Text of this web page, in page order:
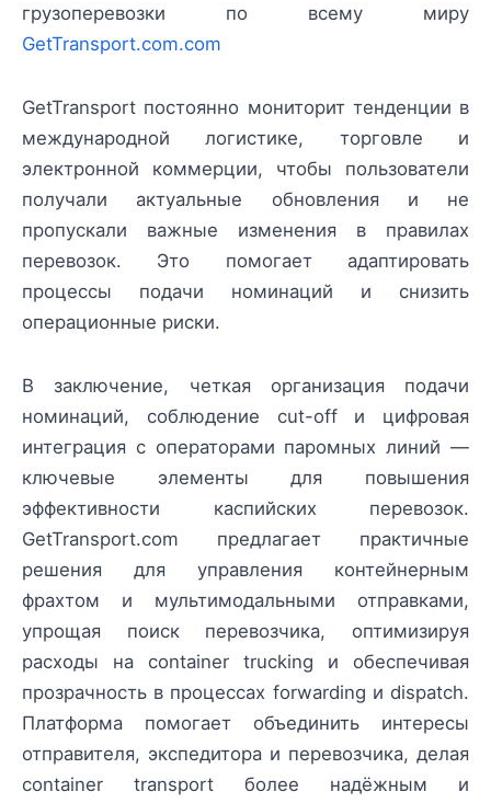
грузоперевозки по всему миру
GetTransport.com.com
GetTransport постоянно мониторит тенденции в
международной логистике, торговле и
электронной коммерции, чтобы пользователи
получали актуальные обновления и не
пропускали важные изменения в правилах
перевозок. Это помогает адаптировать
процессы подачи номинаций и снизить
операционные риски.
В заключение, четкая организация подачи
номинаций, соблюдение cut-off и цифровая
интеграция с операторами паромных линий —
ключевые элементы для повышения
эффективности каспийских перевозок.
GetTransport.com предлагает практичные
решения для управления контейнерным
фрахтом и мультимодальными отправками,
упрощая поиск перевозчика, оптимизируя
расходы на container trucking и обеспечивая
прозрачность в процессах forwarding и dispatch.
Платформа помогает объединить интересы
отправителя, экспедитора и перевозчика, делая
container transport более надёжным и